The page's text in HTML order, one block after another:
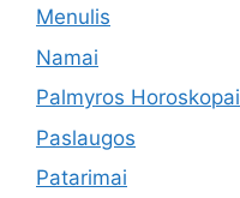
Menulis
Namai
Palmyros Horoskopai
Paslaugos
Patarimai